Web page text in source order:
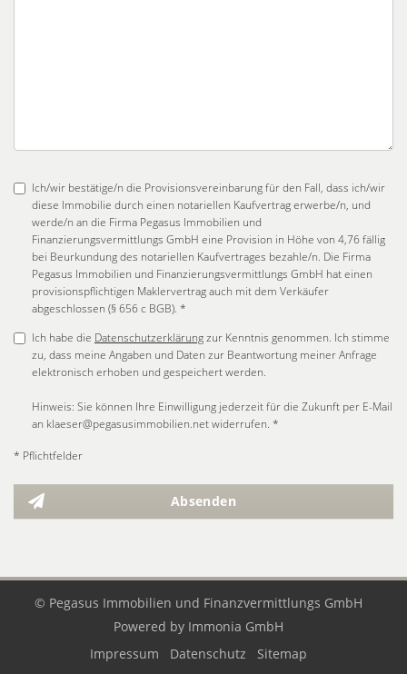
Ich/wir bestätige/n die Provisionsvereinbarung für den Fall, dass ich/wir
diese Immobilie durch einen notariellen Kaufvertrag erwerbe/n, und
werde/n an die Firma Pegasus Immobilien und
Finanzierungsvermittlungs GmbH eine Provision in Höhe von 4,76 fällig
bei Beurkundung des notariellen Kaufvertrages bezahle/n. Die Firma
Pegasus Immobilien und Finanzierungsvermittlungs GmbH hat einen
provisionspflichtigen Maklervertrag auch mit dem Verkäufer
abgeschlossen (§ 656 c BGB). *
Ich habe die Datenschutzerklärungzur Kenntnis genommen. Ich stimme
zu, dass meine Angaben und Daten zur Beantwortung meiner Anfrage
elektronisch erhoben und gespeichert werden.
Hinweis: Sie können Ihre Einwilligung jederzeit für die Zukunft per E-Mail
an klaeser@pegasusimmobilien.net widerrufen. *
* Pflichtfelder
Absenden
© Pegasus Immobilien und Finanzvermittlungs GmbH
Powered by Immonia GmbH
Impressum
Datenschutz Sitemap